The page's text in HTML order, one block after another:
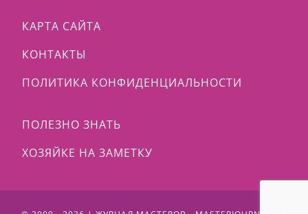
КАРТА САЙТА
КОНТАКТЫ
ПОЛИТИКА КОНФИДЕНЦИАЛЬНОСТИ
ПОЛЕЗНО ЗНАТЬ
ХОЗЯЙКЕ НА ЗАМЕТКУ